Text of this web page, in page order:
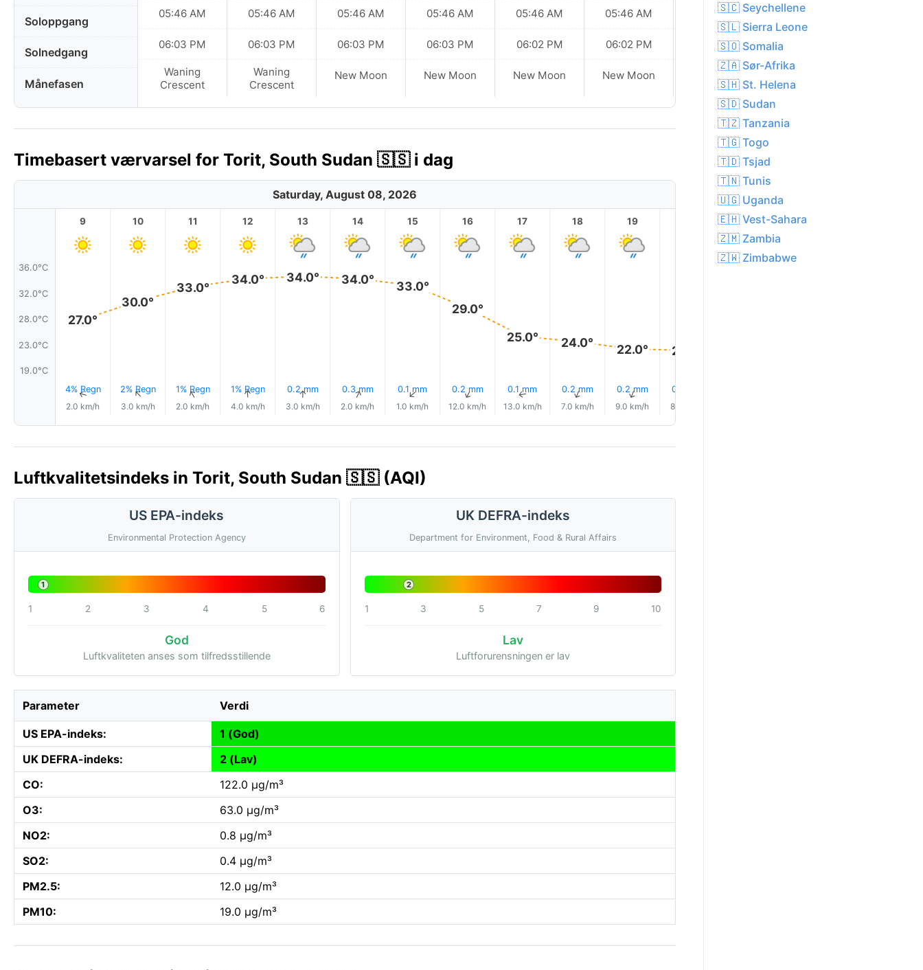
Soloppgang
Solnedgang
Månefasen
05:46 AM
06:03 PM
Waning
Crescent
05:46 AM
06:03 PM
Waning
Crescent
05:46 AM
06:03 PM
New Moon
05:46 AM
06:03 PM
New Moon
05:46 AM
06:02 PM
New Moon
05:46 AM
06:02 PM
New Moon
05:46 AM
06:02 PM
Waxing
Crescent
Timebasert værvarsel for Torit, South Sudan 🇸🇸 i dag
Saturday, August 08, 2026
36.0°C
32.0°C
28.0°C
23.0°C
19.0°C
9
27.0°
4% Regn
↑
2.0 km/h
10
30.0°
2% Regn
↑
3.0 km/h
11
33.0°
1% Regn
↑
2.0 km/h
12
34.0°
1% Regn
↑
4.0 km/h
13
34.0°
0.2 mm
↑
3.0 km/h
14
34.0°
0.3 mm
↑
2.0 km/h
15
33.0°
0.1 mm
↑
1.0 km/h
16
29.0°
0.2 mm
↑
12.0 km/h
17
25.0°
0.1 mm
↑
13.0 km/h
18
24.0°
0.2 mm
↑
7.0 km/h
19
22.0°
0.2 mm
↑
9.0 km/h
22.0°
0.2 mm
8.0 km/h
21 22
Luftkvalitetsindeks in Torit, South Sudan 🇸🇸 (AQI)
US EPA-indeks
Environmental Protection Agency
1
1 2 3 4 5 6
God
Luftkvaliteten anses som tilfredsstillende
UK DEFRA-indeks
Department for Environment, Food & Rural Affairs
2
1 3 5 7 9 10
Lav
Luftforurensningen er lav
Parameter Verdi
US EPA-indeks:
1 (God)
UK DEFRA-indeks:
2 (Lav)
CO:
122.0 µg/m³
O3:
63.0 µg/m³
NO2:
0.8 µg/m³
SO2:
0.4 µg/m³
PM2.5:
12.0 µg/m³
PM10:
19.0 µg/m³
🇸🇨 Seychellene
🇸🇱 Sierra Leone
🇸🇴 Somalia
🇿🇦 Sør-Afrika
🇸🇭 St. Helena
🇸🇩 Sudan
🇹🇿 Tanzania
🇹🇬 Togo
🇹🇩 Tsjad
🇹🇳 Tunis
🇺🇬 Uganda
🇪🇭 Vest-Sahara
🇿🇲 Zambia
🇿🇼 Zimbabwe